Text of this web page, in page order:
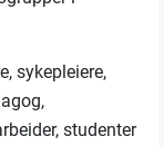
sykepleiere,
studenter